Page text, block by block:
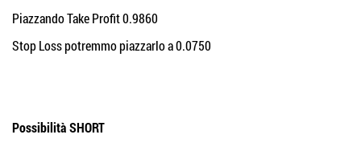
Piazzando Take Profit 0.9860
Stop Loss potremmo piazzarlo a 0.0750
Possibilità SHORT